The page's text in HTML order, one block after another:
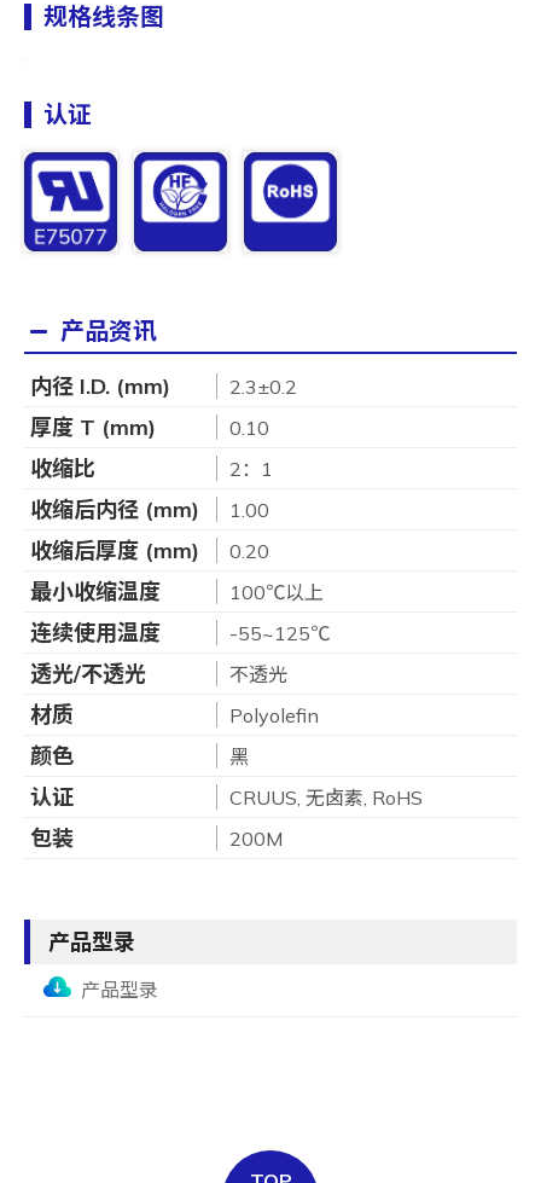
规格线条图
认证
产品资讯
内径 I.D. (mm) 2.3±0.2
厚度 T (mm) 0.10
收缩比 2：1
收缩后内径 (mm) 1.00
收缩后厚度 (mm) 0.20
最小收缩温度 100℃以上
连续使用温度 -55~125℃
透光/不透光 不透光
材质 Polyolefin
颜色 黑
认证 CRUUS, 无卤素, RoHS
包装 200M
产品型录
产品型录